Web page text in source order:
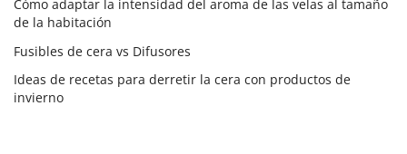
Cómo adaptar la intensidad del aroma de las velas al tamaño
de la habitación
Fusibles de cera vs Difusores
Ideas de recetas para derretir la cera con productos de
invierno